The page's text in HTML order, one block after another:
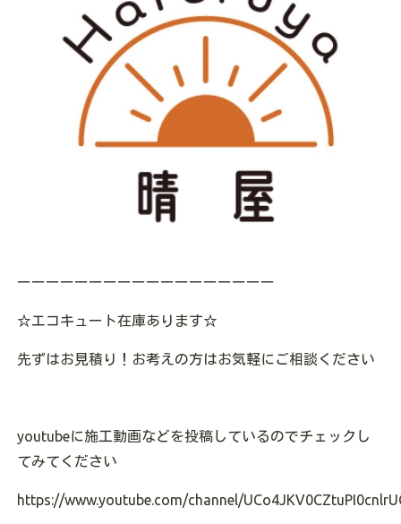
ーーーーーーーーーーーーーーーーーー
☆エコキュート在庫あります☆
先ずはお見積り！お考えの方はお気軽にご相談ください
youtubeに施工動画などを投稿しているのでチェックし
てみてください
https://www.youtube.com/channel/